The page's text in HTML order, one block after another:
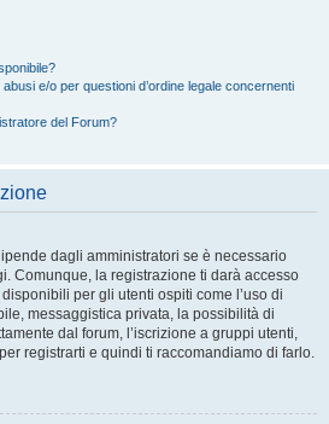
e/o per questioni d’ordine legale concernenti
del Forum?
dagli amministratori se è necessario
Comunque, la registrazione ti darà accesso
per gli utenti ospiti come l’uso di
messaggistica privata, la possibilità di
dal forum, l’iscrizione a gruppi utenti,
registrarti e quindi ti raccomandiamo di farlo.